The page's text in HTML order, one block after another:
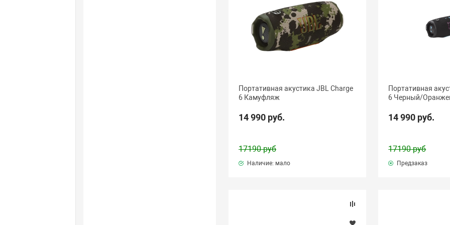
Портативная акустика JBL Charge
6 Камуфляж
14 990 руб.
17190 руб
Наличие: мало
Портативная
6 Черный/
14 990 руб.
17190 руб
Предзаказ